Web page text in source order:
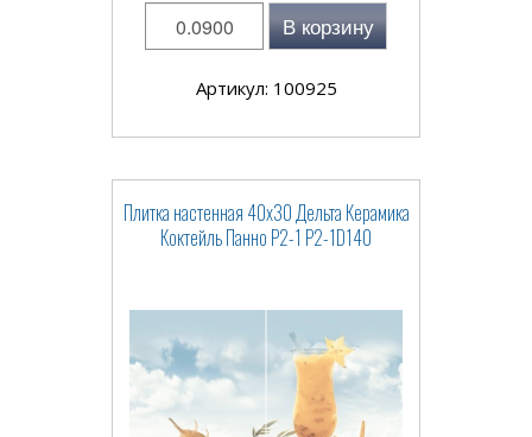
В корзину
Артикул: 100925
Плитка настенная 40x30 Дельта Керамика
Коктейль Панно P2-1 P2-1D140